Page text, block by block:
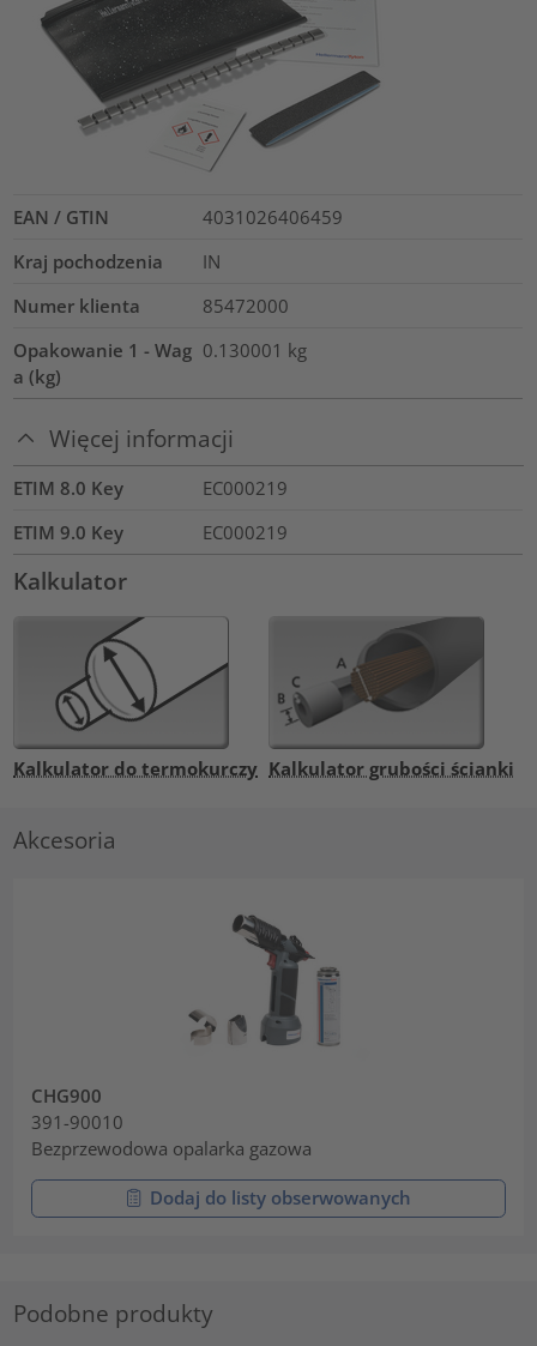
EAN / GTIN
4031026406459
Kraj pochodzenia
IN
Numer klienta
85472000
Opakowanie 1 - Wag
a (kg)
0.130001 kg
Więcej informacji
ETIM 8.0 Key
EC000219
ETIM 9.0 Key
EC000219
Kalkulator
Kalkulator do termokurczy Kalkulator grubości ścianki
Akcesoria
CHG900
391-90010
Bezprzewodowa opalarka gazowa
Dodaj do listy obserwowanych
Podobne produkty